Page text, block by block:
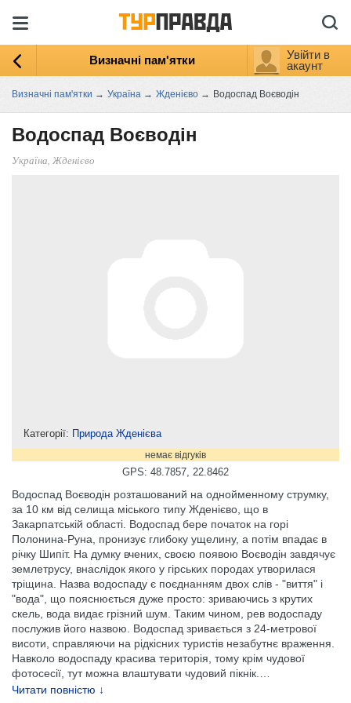
Визначні пам'ятки
Увійти в
акаунт
Визначні пам'ятки → Україна → Жденієво → Водоспад Воєводін
Водоспад Воєводін
Україна, Жденієво
Категорії: Природа Жденієва
немає відгуків
GPS: 48.7857, 22.8462
Водоспад Воєводін розташований на однойменному струмку,
за 10 км від селища міського типу Жденієво, що в
Закарпатській області. Водоспад бере початок на горі
Полонина-Руна, пронизує глибоку ущелину, а потім впадає в
річку Шипіт. На думку вчених, своєю появою Воєводін завдячує
землетрусу, внаслідок якого у гірських породах утворилася
тріщина. Назва водоспаду є поєднанням двох слів - "виття" і
"вода", що пояснюється дуже просто: зриваючись з крутих
скель, вода видає грізний шум. Таким чином, рев водоспаду
послужив його назвою. Водоспад зривається з 24-метрової
висоти, справляючи на рідкісних туристів незабутнє враження.
Навколо водоспаду красива територія, тому крім чудової
фотосесії, тут можна влаштувати чудовий пікнік.
Читати повністю ↓